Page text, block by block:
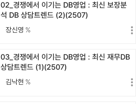
02_경쟁에서 이기는 DB영업 : 최신 보장분
석 DB 상담트렌드 (2)(2507)
장신영 %
03_경쟁에서 이기는 DB영업 : 최신 재무DB
상담트렌드 (1)(2507)
김낙현 %